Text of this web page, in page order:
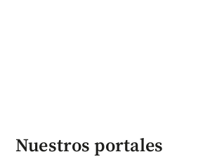
Nuestros portales